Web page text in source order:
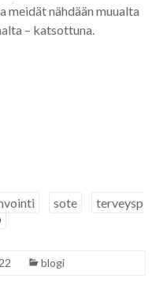
meidät nähdään muualta
– katsottuna.
sote
terveysp
blogi